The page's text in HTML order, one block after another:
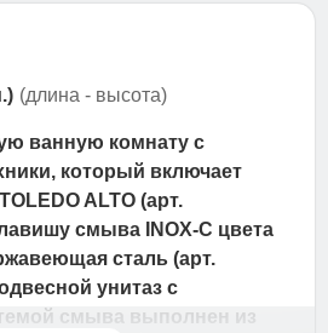
(длина - высота)
ванную комнату с
который включает
ALTO (арт.
смыва INOX-C цвета
сталь (арт.
унитаз с
смыва выполнен из